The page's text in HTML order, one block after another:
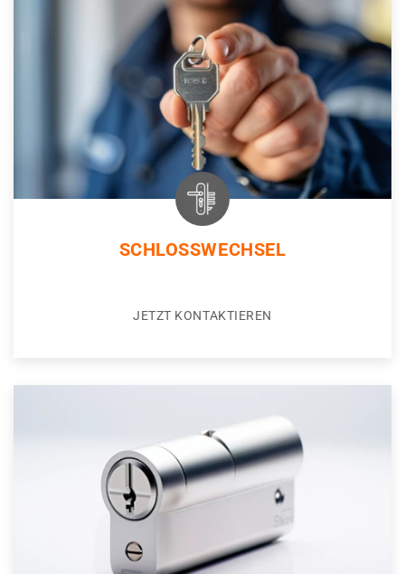
SCHLOSSWECHSEL
JETZT KONTAKTIEREN